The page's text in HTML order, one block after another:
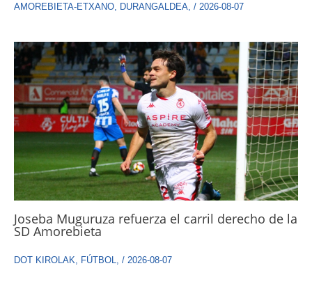
AMOREBIETA-ETXANO DURANGALDEA / 2026-08-07
Joseba Muguruza refuerza el carril derecho de la
SD Amorebieta
DOT KIROLAK, FÚTBOL, / 2026-08-07